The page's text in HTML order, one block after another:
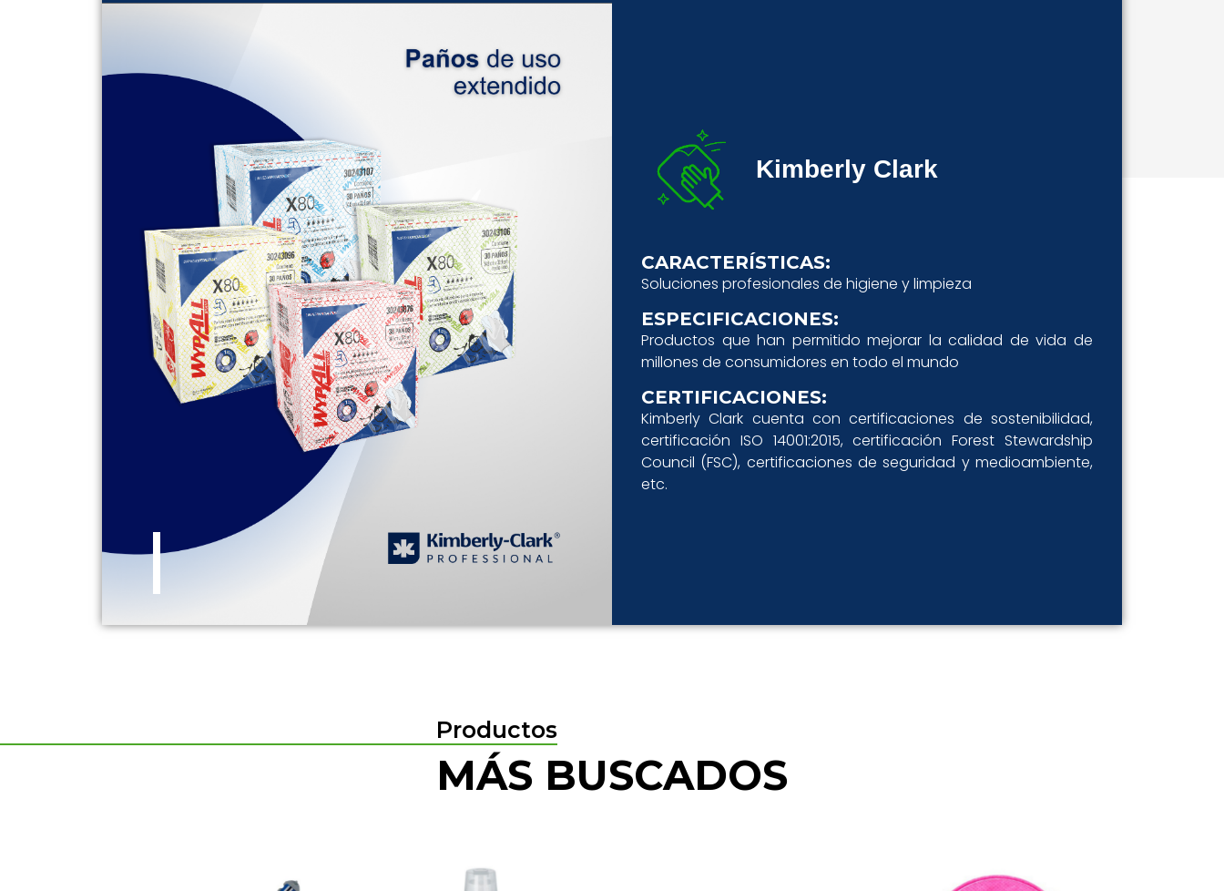
Kimberly Clark
CARACTERÍSTICAS:
Soluciones profesionales de higiene y limpieza
ESPECIFICACIONES:
Productos que han permitido mejorar la calidad de vida de
millones de consumidores en todo el mundo
CERTIFICACIONES:
Kimberly Clark cuenta con certificaciones de sostenibilidad,
certificación ISO 14001:2015, certificación Forest Stewardship
Council (FSC), certificaciones de seguridad y medioambiente,
etc.
Productos
MÁS BUSCADOS